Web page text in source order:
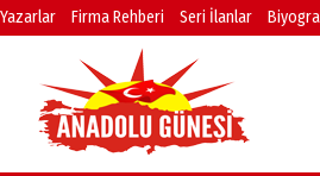
Yazarlar Firma Rehberi Seri İlanlar